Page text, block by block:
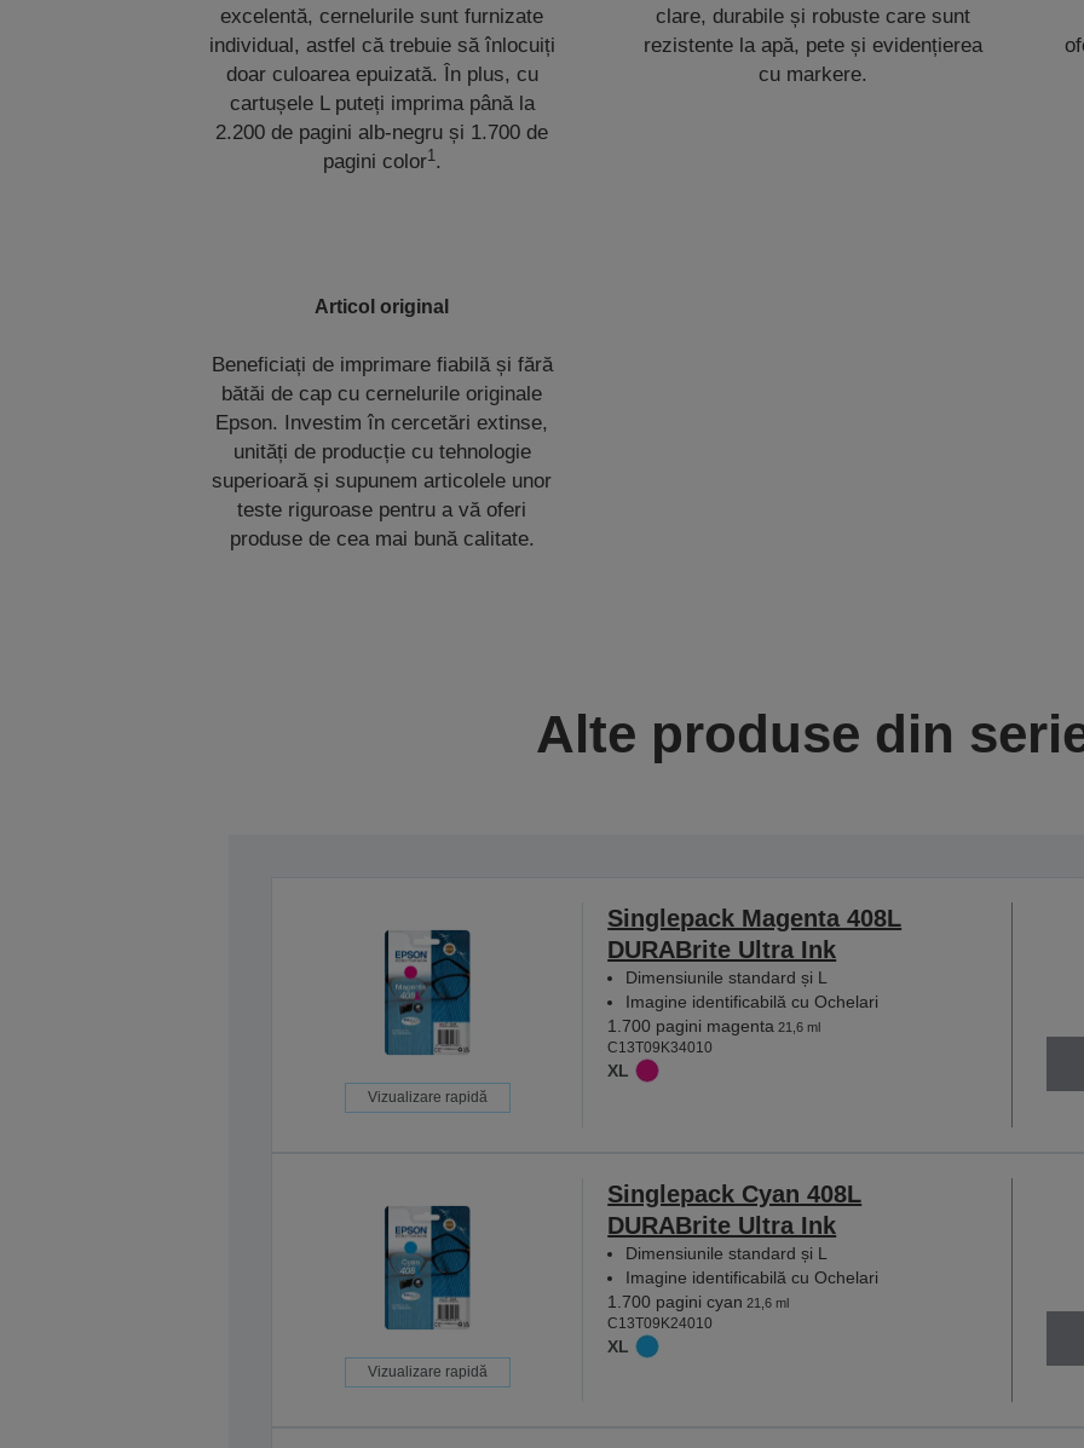
excelentă, cernelurile sunt furnizate
individual, astfel că trebuie să înlocuiți
doar culoarea epuizată. În plus, cu
cartușele L puteți imprima până la
2.200 de pagini alb-negru și 1.700 de
pagini color1.
clare, durabile și robuste care sunt
rezistente la apă, pete și evidențierea
cu markere.
Articol original
Beneficiați de imprimare fiabilă și fără
bătăi de cap cu cernelurile originale
Epson. Investim în cercetări extinse,
unități de producție cu tehnologie
superioară și supunem articolele unor
teste riguroase pentru a vă oferi
produse de cea mai bună calitate.
Alte produse din
Vizualizare rapidă
Singlepack Magenta 408L
DURABrite Ultra Ink
Dimensiunile standard și L
Imagine identificabilă cu Ochelari
1.700 pagini magenta 21,6 ml
C13T09K34010
XL
Vizualizare rapidă
Singlepack Cyan 408L
DURABrite Ultra Ink
Dimensiunile standard și L
Imagine identificabilă cu Ochelari
1.700 pagini cyan 21,6 ml
C13T09K24010
XL